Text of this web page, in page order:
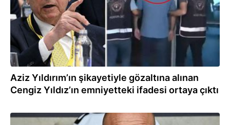
Aziz Yıldırım’ın şikayetiyle gözaltına alınan
Cengiz Yıldız’ın emniyetteki ifadesi ortaya çıktı